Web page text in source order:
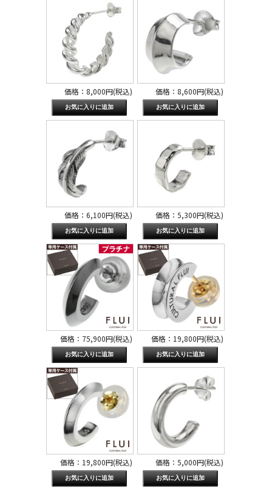
価格：8,000円(税込) 価格：8,600円(税込)
価格：6,100円(税込) 価格：5,300円(税込)
価格：75,900円(税込) 価格：19,800円(税込)
価格：19,800円(税込) 価格：5,000円(税込)